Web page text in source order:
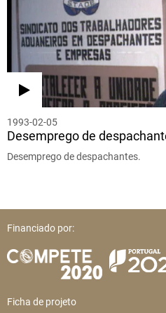
1993-02-05
Desemprego de
Desemprego de despachantes.
Financiado por:
Ficha de projeto